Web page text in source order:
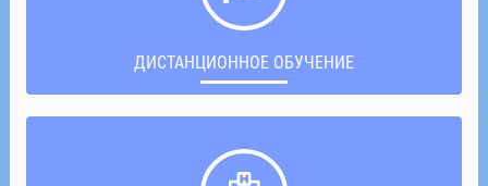
ДИСТАНЦИОННОЕ ОБУЧЕНИЕ